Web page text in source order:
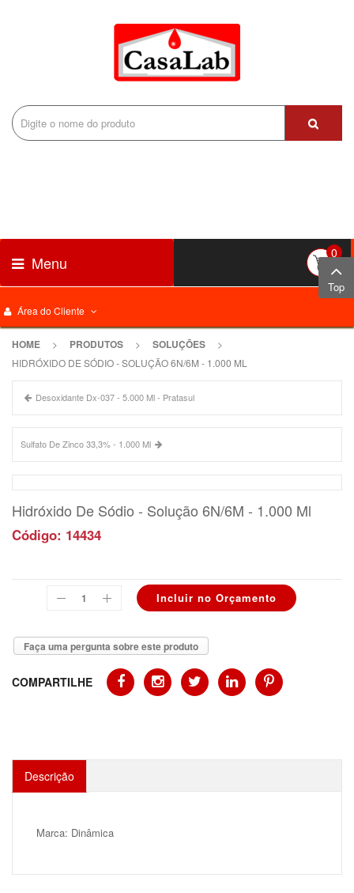
Área do Cliente
Menu 0
HOME > PRODUTOS > SOLUÇÕES
>
HIDRÓXIDO DE SÓDIO - SOLUÇÃO 6N/6M - 1.000 ML
Desoxidante Dx-037 - 5.000 Ml - Pratasul
Sulfato De Zinco 33,3% - 1.000 Ml
Hidróxido De Sódio - Solução 6N/6M - 1.000 Ml
Código: 14434
Faça uma pergunta sobre este produto
COMPARTILHE
Descrição
Marca: Dinâmica
Top